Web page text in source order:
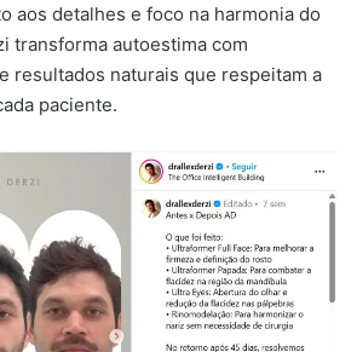
aos detalhes e foco na harmonia do
transforma autoestima com
resultados naturais que respeitam a
paciente.